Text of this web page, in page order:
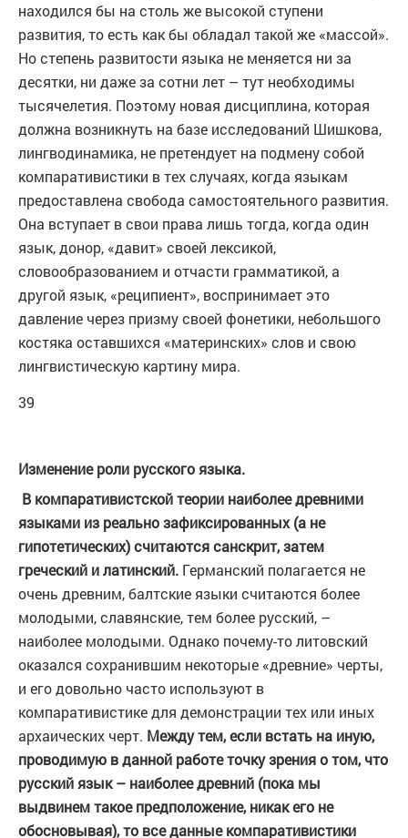
находился бы на столь же высокой ступени
развития, то есть как бы обладал такой же «массой».
Но степень развитости языка не меняется ни за
десятки, ни даже за сотни лет – тут необходимы
тысячелетия. Поэтому новая дисциплина, которая
должна возникнуть на базе исследований Шишкова,
лингводинамика, не претендует на подмену собой
компаративистики в тех случаях, когда языкам
предоставлена свобода самостоятельного развития.
Она вступает в свои права лишь тогда, когда один
язык, донор, «давит» своей лексикой,
словообразованием и отчасти грамматикой, а
другой язык, «реципиент», воспринимает это
давление через призму своей фонетики, небольшого
костяка оставшихся «материнских» слов и свою
лингвистическую картину мира.
39
Изменение роли русского языка.
В компаративистской теории наиболее древними
языками из реально зафиксированных (а не
гипотетических) считаются санскрит, затем
греческий и латинский. Германский полагается не
очень древним, балтские языки считаются более
молодыми, славянские, тем более русский, –
наиболее молодыми. Однако почему-то литовский
оказался сохранившим некоторые «древние» черты,
и его довольно часто используют в
компаративистике для демонстрации тех или иных
архаических черт. Между тем, если встать на иную,
проводимую в данной работе точку зрения о том, что
русский язык – наиболее древний (пока мы
выдвинем такое предположение, никак его не
обосновывая), то все данные компаративистики